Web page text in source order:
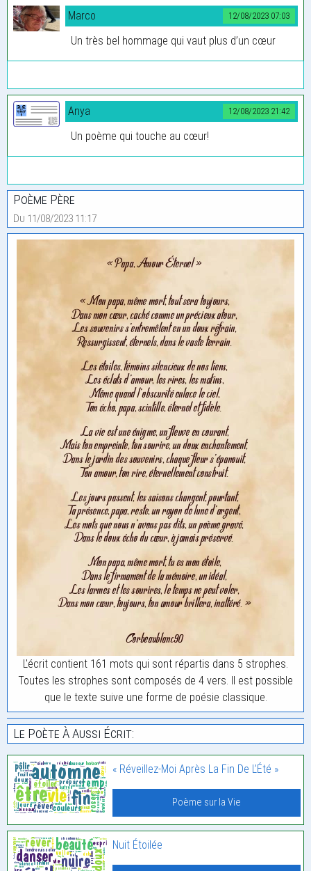
12/08/2023 07:03
Marco
Un très bel hommage qui vaut plus d’un cœur
12/08/2023 21:42
Anya
Un poème qui touche au cœur!
Poème Père
Du 11/08/2023 11:17
L'écrit contient 161 mots qui sont répartis dans 5 strophes.
Toutes les strophes sont composés de 4 vers. Il est possible
que le texte suive une forme de poésie classique.
Le Poète À Aussi Écrit:
« Réveillez-Moi Après La Fin De L’Été »
Poème sur la Vie
Nuit Étoilée